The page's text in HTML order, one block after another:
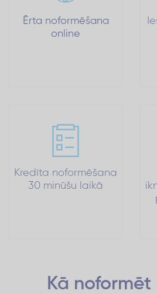
Ērta noformēšana
online
Kredīta noformēšana
30 minūšu laikā
Kā noformēt